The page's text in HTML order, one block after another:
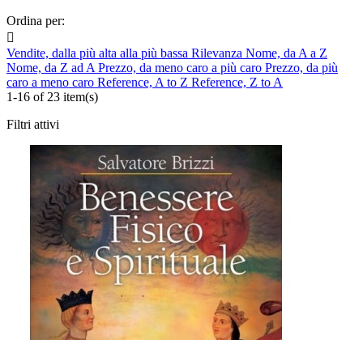
Ordina per:

Vendite, dalla più alta alla più bassa Rilevanza Nome, da A a Z
Nome, da Z ad A Prezzo, da meno caro a più caro Prezzo, da più
caro a meno caro Reference, A to Z Reference, Z to A
1-16 of 23 item(s)
Filtri attivi